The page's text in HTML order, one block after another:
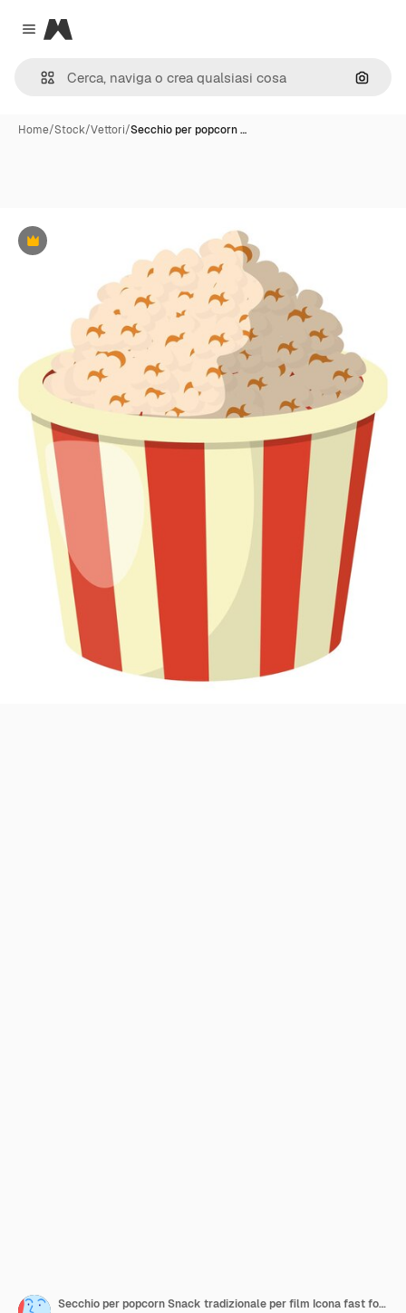
Close menu
Magnific
Cerca
Home/Stock/Vettori/Secchio per popcorn …
Premium
Secchio per popcorn Snack tradizionale per film Icona fast food isolata su sfondo bianco